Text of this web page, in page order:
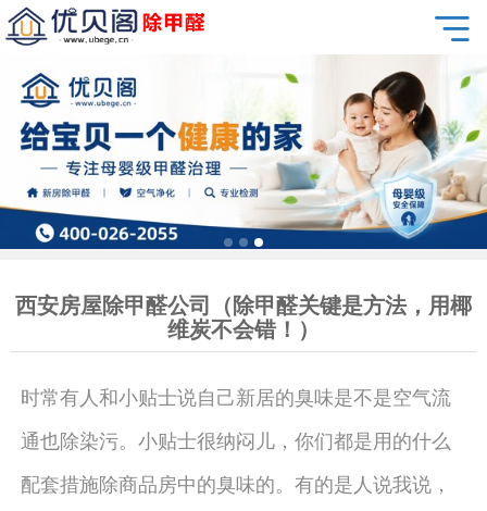
西安房屋除甲醛公司（除甲醛关键是方法，用椰
维炭不会错！）
时常有人和小贴士说自己新居的臭味是不是空气流
通也除染污。小贴士很纳闷儿，你们都是用的什么
配套措施除商品房中的臭味的。有的是人说我说，